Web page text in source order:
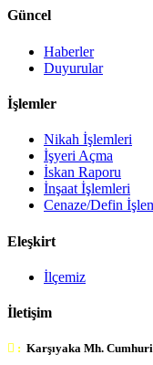
Güncel
Haberler
Duyurular
İşlemler
Nikah İşlemleri
İşyeri Açma
İskan Raporu
İnşaat İşlemleri
Cenaze/Defin
Eleşkirt
İlçemiz
İletişim
: Karşıyaka Mh.